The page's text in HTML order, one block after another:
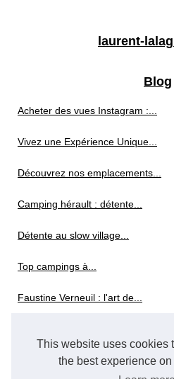
This website uses cookies
the best experience
laurent-
Blog
Acheter des vues Instagram :...
Vivez une Expérience Unique...
Découvrez nos emplacements...
Camping hérault : détente...
Détente au slow village...
Top campings à...
Faustine Verneuil : l'art de...
Naviguer vers des paysages de...